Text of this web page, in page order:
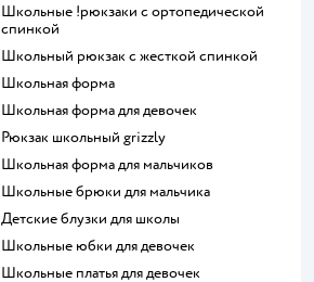
Школьные !рюкзаки с ортопедической
спинкой
Школьный рюкзак с жесткой спинкой
Школьная форма
Школьная форма для девочек
Рюкзак школьный grizzly
Школьная форма для мальчиков
Школьные брюки для мальчика
Детские блузки для школы
Школьные юбки для девочек
Школьные платья для девочек